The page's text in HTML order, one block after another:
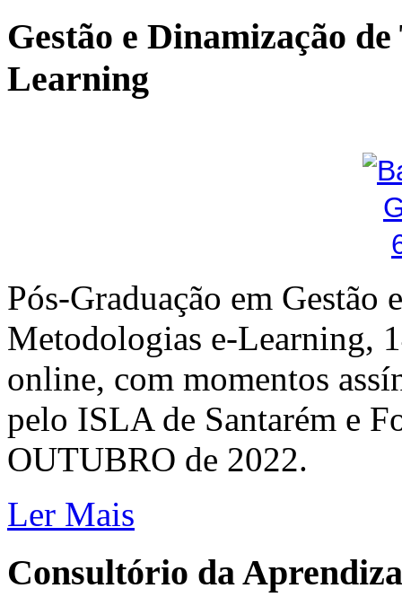
Gestão e Dinamização
Learning
Pós-Graduação em Gestão
Metodologias e-Learning,
online, com momentos
pelo ISLA de Santarém e
OUTUBRO de 2022.
Ler Mais
Consultório da